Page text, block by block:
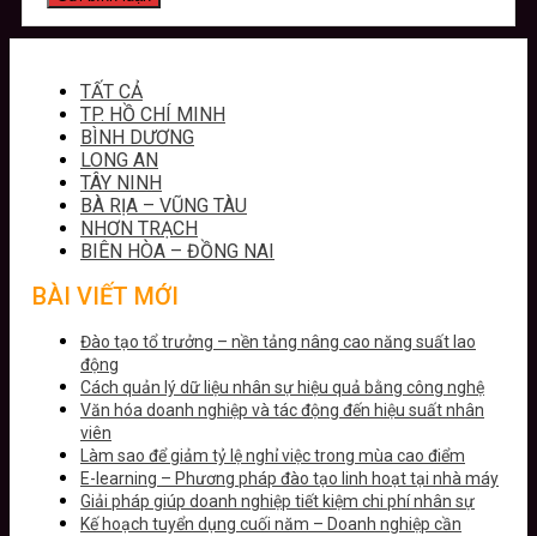
TẤT CẢ
TP. HỒ CHÍ MINH
BÌNH DƯƠNG
LONG AN
TÂY NINH
BÀ RỊA – VŨNG TÀU
NHƠN TRẠCH
BIÊN HÒA – ĐỒNG NAI
BÀI VIẾT MỚI
Đào tạo tổ trưởng – nền tảng nâng cao năng suất lao
động
Cách quản lý dữ liệu nhân sự hiệu quả bằng công nghệ
Văn hóa doanh nghiệp và tác động đến hiệu suất nhân
viên
Làm sao để giảm tỷ lệ nghỉ việc trong mùa cao điểm
E-learning – Phương pháp đào tạo linh hoạt tại nhà máy
Giải pháp giúp doanh nghiệp tiết kiệm chi phí nhân sự
Kế hoạch tuyển dụng cuối năm – Doanh nghiệp cần